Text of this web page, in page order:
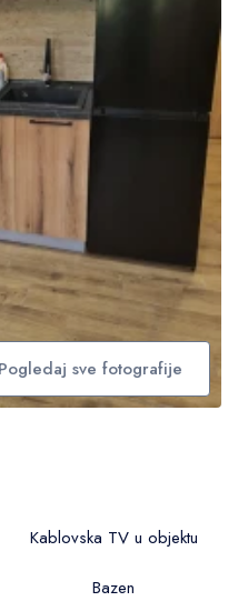
Pogledaj sve fotografije
Kablovska TV u objektu
Bazen